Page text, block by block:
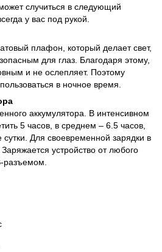
случиться в следующий
у вас под рукой.
плафон, который делает свет,
для глаз. Благодаря этому,
и не ослепляет. Поэтому
в ночное время.
аккумулятора. В интенсивном
5 часов, в среднем – 6.5 часов,
Для своевременной зарядки в
устройство от любого
разъемом.